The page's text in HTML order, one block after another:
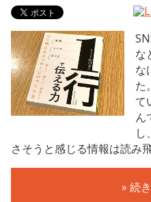
な
な
た
て
ん
し
さそうと感じる情報は読み
» 続